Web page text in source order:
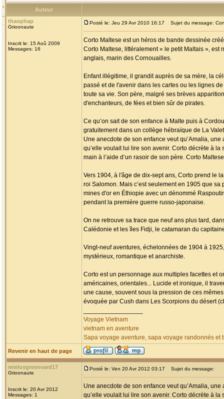
Auteur
thaophap
Grioonaute
Inscrit le: 15 Aoû 2009
Messages: 16
Posté le: Jeu 29 Avr 2010 16:17 Sujet du message:
Corto Maltese est un héros de bande dessinée
Corto Maltese, littéralement « le petit Maltais », est
anglais, marin des Cornouailles.
Enfant illégitime, il grandit auprès de sa mère, la
passé et de l'avenir dans les cartes ou les lignes
toute sa vie. Son père, malgré ses brèves
d'enchanteurs, de fées et bien sûr de pirates.
Ce qu’on sait de son enfance à Malte puis à
gratuitement dans un collège hébraïque de La
Une anecdote de son enfance veut qu’Amalia,
qu’elle voulait lui lire son avenir. Corto décrète à
main à l’aide d’un rasoir de son père. Corto
Vers 1904, à l'âge de dix-sept ans, Corto prend le
roi Salomon. Mais c’est seulement en 1905 que
mines d'or en Éthiopie avec un dénommé
pendant la première guerre russo-japonaise.
On ne retrouve sa trace que neuf ans plus tard,
Calédonie et les îles Fidji, le catamaran du
Vingt-neuf aventures, échelonnées de 1904 à
mystérieux, romantique et anarchiste.
Corto est un personnage aux multiples facettes et
américaines, orientales... Lucide et ironique, il
une cause, souvent sous la pression de ces
évoquée par Cush dans Les Scorpions du désert
Voyage Vietnam
vietnam en aventure
Sapa voyage aventure, sapa voyage randonnés et
Revenir en haut de page
mielusgreenvard17
Grioonaute
Inscrit le: 20 Avr 2012
Messages: 1
Posté le: Ven 20 Avr 2012 03:17 Sujet du message:
Une anecdote de son enfance veut qu’Amalia,
qu’elle voulait lui lire son avenir. Corto décrète à